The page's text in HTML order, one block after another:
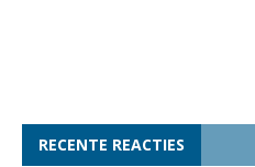
RECENTE REACTIES